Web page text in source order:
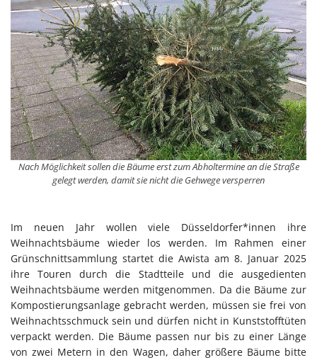
Nach Möglichkeit sollen die Bäume erst zum Abholtermine an die Straße
gelegt werden, damit sie nicht die Gehwege versperren
Im neuen Jahr wollen viele Düsseldorfer*innen ihre
Weihnachtsbäume wieder los werden. Im Rahmen einer
Grünschnittsammlung startet die Awista am 8. Januar 2025
ihre Touren durch die Stadtteile und die ausgedienten
Weihnachtsbäume werden mitgenommen. Da die Bäume zur
Kompostierungsanlage gebracht werden, müssen sie frei von
Weihnachtsschmuck sein und dürfen nicht in Kunststofftüten
verpackt werden. Die Bäume passen nur bis zu einer Länge
von zwei Metern in den Wagen, daher größere Bäume bitte